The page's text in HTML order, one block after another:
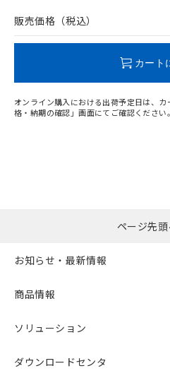
販売価格（税込）
カート
オンライン購入における出荷予定日は、
格・納期の確認」画面にてご確認ください。
ページ先
お知らせ・最新情報
商品情報
ソリューション
ダウンロードセンタ